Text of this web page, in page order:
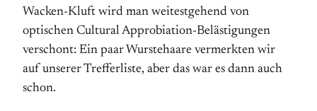
Wacken-Kluft wird man weitestgehend von
optischen Cultural Approbiation-Belästigungen
verschont: Ein paar Wurstehaare vermerkten wir
auf unserer Trefferliste, aber das war es dann auch
schon.